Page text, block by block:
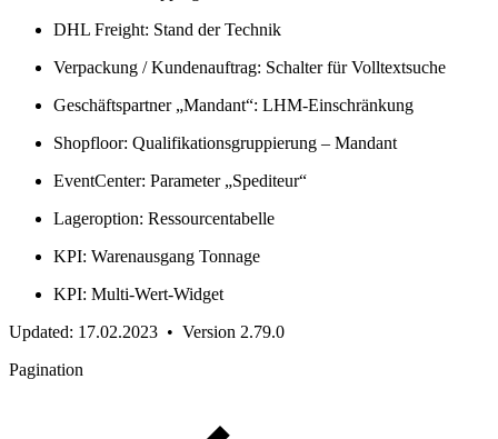
DHL Freight: Stand der Technik
Verpackung / Kundenauftrag: Schalter für Volltextsuche
Geschäftspartner „Mandant“: LHM-Einschränkung
Shopfloor: Qualifikationsgruppierung – Mandant
EventCenter: Parameter „Spediteur“
Lageroption: Ressourcentabelle
KPI: Warenausgang Tonnage
KPI: Multi-Wert-Widget
Updated: 17.02.2023 • Version 2.79.0
Pagination